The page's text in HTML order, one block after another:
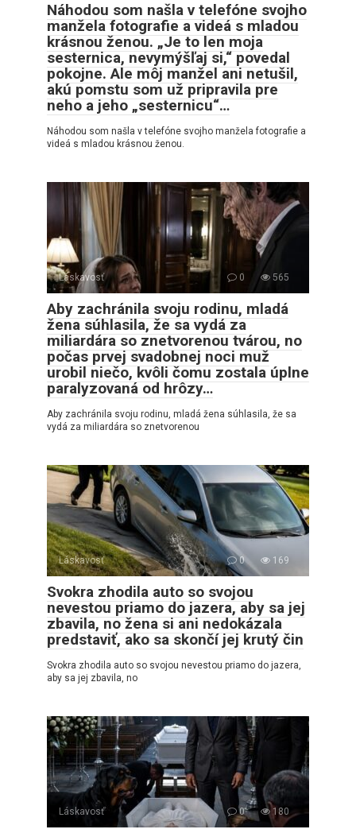
Náhodou som našla v telefóne svojho
manžela fotografie a videá s mladou
krásnou ženou. „Je to len moja
sesternica, nevymýšľaj si,“ povedal
pokojne. Ale môj manžel ani netušil,
akú pomstu som už pripravila pre
neho a jeho „sesternicu“…
Náhodou som našla v telefóne svojho manžela fotografie a
videá s mladou krásnou ženou.
Láskavosť 0 565
Aby zachránila svoju rodinu, mladá
žena súhlasila, že sa vydá za
miliardára so znetvorenou tvárou, no
počas prvej svadobnej noci muž
urobil niečo, kvôli čomu zostala úplne
paralyzovaná od hrôzy…
Aby zachránila svoju rodinu, mladá žena súhlasila, že sa
vydá za miliardára so znetvorenou
Láskavosť 0 169
Svokra zhodila auto so svojou
nevestou priamo do jazera, aby sa jej
zbavila, no žena si ani nedokázala
predstaviť, ako sa skončí jej krutý čin
Svokra zhodila auto so svojou nevestou priamo do jazera,
aby sa jej zbavila, no
Láskavosť 0 180